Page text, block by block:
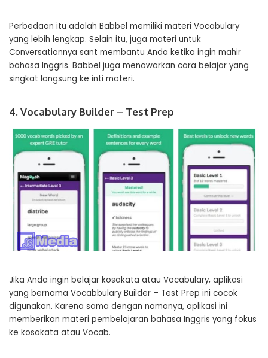
Perbedaan itu adalah Babbel memiliki materi Vocabulary
yang lebih lengkap. Selain itu, juga materi untuk
Conversationnya sant membantu Anda ketika ingin mahir
bahasa Inggris. Babbel juga menawarkan cara belajar yang
singkat langsung ke inti materi.
4. Vocabulary Builder – Test Prep
Jika Anda ingin belajar kosakata atau Vocabulary, aplikasi
yang bernama Vocabbulary Builder – Test Prep ini cocok
digunakan. Karena sama dengan namanya, aplikasi ini
memberikan materi pembelajaran bahasa Inggris yang fokus
ke kosakata atau Vocab.